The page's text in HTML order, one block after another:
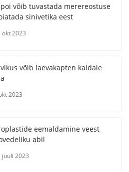
võib tuvastada merereostuse
sinivetika eest
okt 2023
võib laevakapten kaldale
2023
eemaldamine veest
abil
juuli 2023